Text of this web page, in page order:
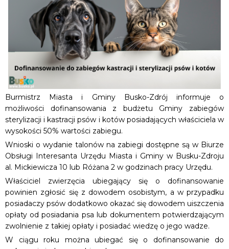
Burmistrz Miasta i Gminy Busko-Zdrój informuje o
możliwości dofinansowania z budżetu Gminy zabiegów
sterylizacji i kastracji psów i kotów posiadających właściciela w
wysokości 50% wartości zabiegu.
Wnioski o wydanie talonów na zabiegi dostępne są w Biurze
Obsługi Interesanta Urzędu Miasta i Gminy w Busku-Zdroju
al. Mickiewicza 10 lub Różana 2 w godzinach pracy Urzędu.
Właściciel zwierzęcia ubiegający się o dofinansowanie
powinien zgłosić się z dowodem osobistym, a w przypadku
posiadaczy psów dodatkowo okazać się dowodem uiszczenia
opłaty od posiadania psa lub dokumentem potwierdzającym
zwolnienie z takiej opłaty i posiadać wiedzę o jego wadze.
W ciągu roku można ubiegać się o dofinansowanie do